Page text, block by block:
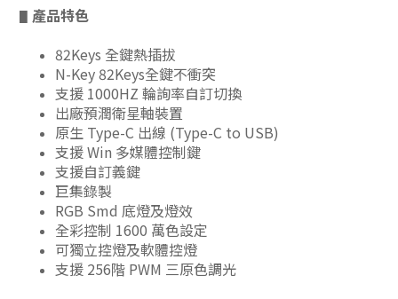
▋ 產品特色
82Keys 全鍵熱插拔
N-Key 82Keys全鍵不衝突
支援 1000HZ 輪詢率自訂切換
出廠預潤衛星軸裝置
原生 Type-C 出線 (Type-C to USB)
支援 Win 多媒體控制鍵
支援自訂義鍵
巨集錄製
RGB Smd 底燈及燈效
全彩控制 1600 萬色設定
可獨立控燈及軟體控燈
支援 256階 PWM 三原色調光